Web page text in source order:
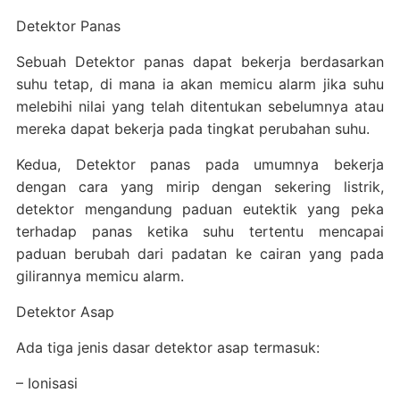
Detektor Panas
Sebuah Detektor panas dapat bekerja berdasarkan
suhu tetap, di mana ia akan memicu alarm jika suhu
melebihi nilai yang telah ditentukan sebelumnya atau
mereka dapat bekerja pada tingkat perubahan suhu.
Kedua, Detektor panas pada umumnya bekerja
dengan cara yang mirip dengan sekering listrik,
detektor mengandung paduan eutektik yang peka
terhadap panas ketika suhu tertentu mencapai
paduan berubah dari padatan ke cairan yang pada
gilirannya memicu alarm.
Detektor Asap
Ada tiga jenis dasar detektor asap termasuk:
– Ionisasi